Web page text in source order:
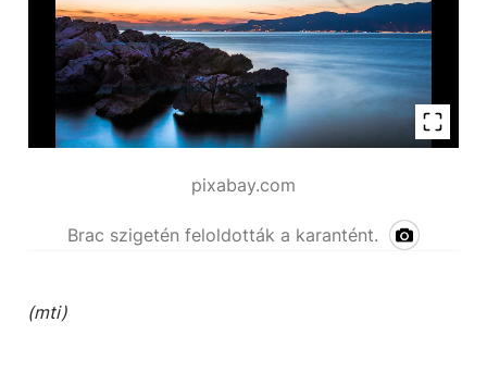
pixabay.com
Brac szigetén feloldották a karantént.
(mti)